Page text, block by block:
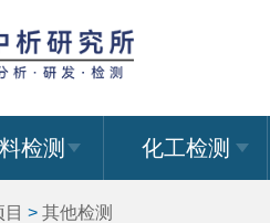
检测 化工检测
> 其他检测